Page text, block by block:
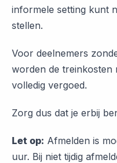
informele setting kunt
stellen.
Voor deelnemers
worden de treinkosten
volledig vergoed.
Zorg dus dat je erbij
Let op: Afmelden is
uur. Bij niet tijdig